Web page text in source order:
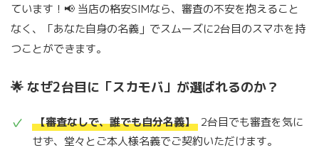
ています！📢 当店の格安SIMなら、審査の不安を抱えること
なく、「あなた自身の名義」でスムーズに2台目のスマホを持
つことができます。
🌟 なぜ2台目に「スカモバ」が選ばれるのか？
【審査なしで、誰でも自分名義】 2台目でも審査を気に
せず、堂々とご本人様名義でご契約いただけます。